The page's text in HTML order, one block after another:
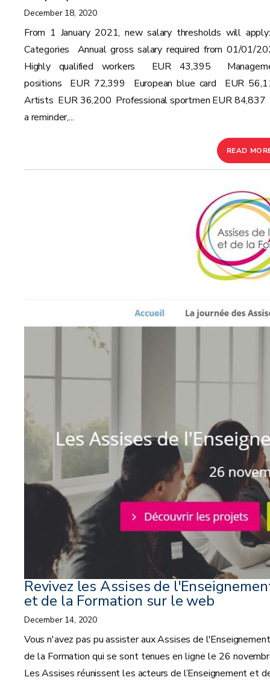
December 18, 2020
From 1 January 2021, new salary thresholds will
Categories Annual gross salary required from 01/01/
Highly qualified workers EUR 43,395
positions EUR 72,399 European blue card EUR
Artists EUR 36,200 Professional sportmen EUR
a reminder,...
READ
Revivez les Assises de
et de la Formation sur le web
December 14, 2020
Vous n'avez pas pu assister aux Assises de
de la Formation qui se sont tenues en ligne le 26
Les Assises réunissent les acteurs de l’Enseignement et